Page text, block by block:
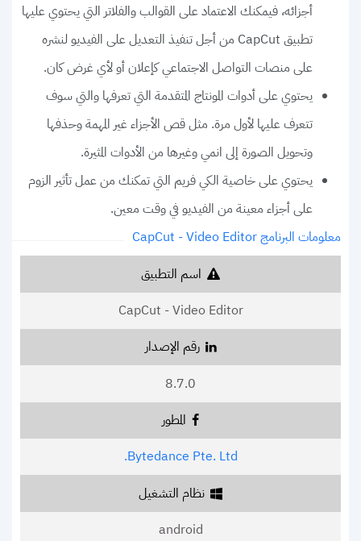
أجزائه، فيمكنك الاعتماد على القوالب والفلاتر التي يحتوي عليها
تطبيق CapCut من أجل تنفيذ التعديل على الفيديو لنشره
على منصات التواصل الاجتماعي كإعلان أو لأي غرض كان.
يحتوي على أدوات المونتاج المتقدمة التي تعرفها والتي سوف
تتعرف عليها لأول مرة. مثل قص الأجزاء غير المهمة وحذفها
وتحويل الصورة إلى انمي وغيرها من الأدوات المثيرة.
يحتوي على خاصية الكي فريم التي تمكنك من عمل تأثير الزوم
على أجزاء معينة من الفيديو في وقت معين.
معلومات البرنامج CapCut - Video Editor
اسم التطبيق
CapCut - Video Editor
رقم الإصدار
8.7.0
المطور
Bytedance Pte. Ltd.
نظام التشغيل
android